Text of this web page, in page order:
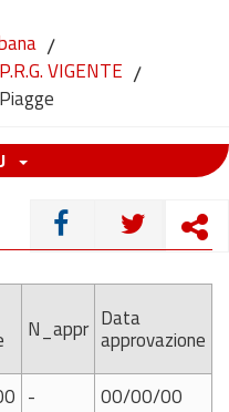
/
P.R.G. VIGENTE /
Piagge
CONDIVIDI
N_appr Data
approvazione
- 00/00/00